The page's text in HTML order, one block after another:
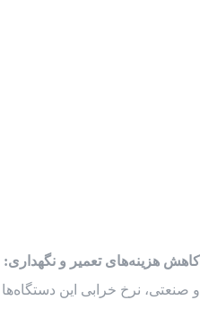
کاهش هزینه‌های تعمیر و نگهداری:
و صنعتی، نرخ خرابی این